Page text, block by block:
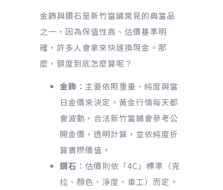
金飾與鑽石是新竹當鋪常見的典當品
之一，因為保值性高、估價基準明
確，許多人會拿來快速換現金。那
麼，額度到底怎麼算呢？
金飾 ：主要依照重量、純度與當
日金價來決定。黃金行情每天都
會波動，合法新竹當鋪會參考公
開金價，透明計算，並依純度折
算實際價值。
鑽石 ：估價則依「4C」標準（克
拉、顏色、淨度、車工）而定。